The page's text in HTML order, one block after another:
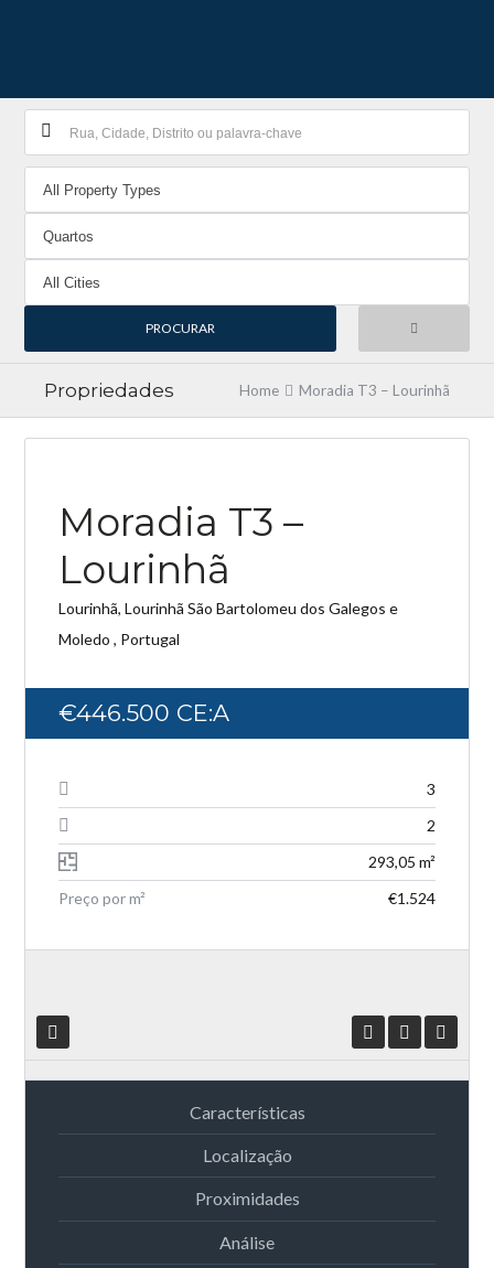
account,it takes less than a minute.
Username
Propriedades Home Moradia T3 – Lourinhã
Moradia T3 –
Lourinhã
Lourinhã, Lourinhã São Bartolomeu dos Galegos e
Moledo , Portugal
€446.500 CE:A
3
2
293,05 m²
Preço por m²
€1.524
Características
Localização
Proximidades
Análise